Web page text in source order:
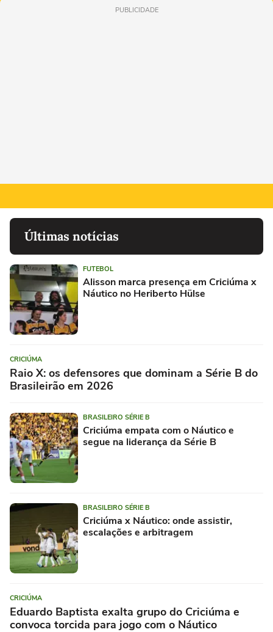
PUBLICIDADE
Últimas notícias
FUTEBOL
Alisson marca presença em Criciúma x
Náutico no Heriberto Hülse
CRICIÚMA
Raio X: os defensores que dominam a Série B do
Brasileirão em 2026
BRASILEIRO SÉRIE B
Criciúma empata com o Náutico e
segue na liderança da Série B
BRASILEIRO SÉRIE B
Criciúma x Náutico: onde assistir,
escalações e arbitragem
CRICIÚMA
Eduardo Baptista exalta grupo do Criciúma e
convoca torcida para jogo com o Náutico